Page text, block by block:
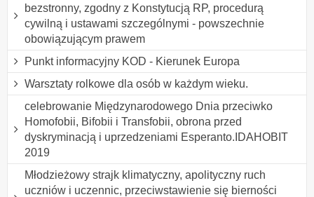
bezstronny, zgodny z Konstytucją RP, procedurą
cywilną i ustawami szczególnymi - powszechnie
obowiązującym prawem
Punkt informacyjny KOD - Kierunek Europa
Warsztaty rolkowe dla osób w każdym wieku.
celebrowanie Międzynarodowego Dnia przeciwko
Homofobii, Bifobii i Transfobii, obrona przed
dyskryminacją i uprzedzeniami Esperanto.IDAHOBIT
2019
Młodzieżowy strajk klimatyczny, apolityczny ruch
uczniów i uczennic, przeciwstawienie się bierności